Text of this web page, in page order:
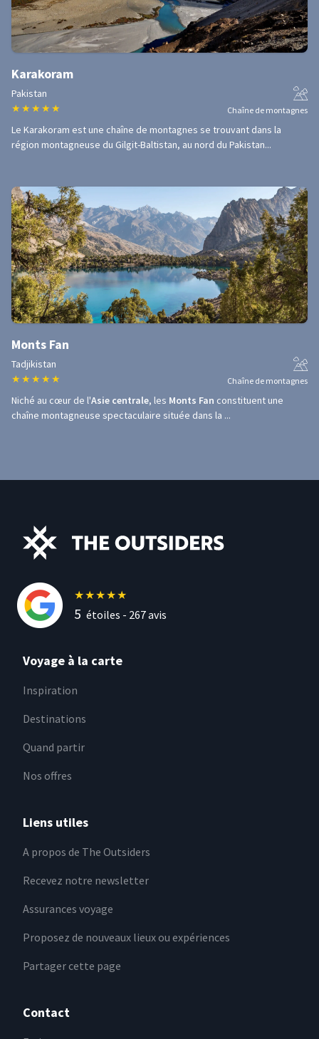
Karakoram
Pakistan
★ ★ ★ ★ ★ Chaîne de montagnes
Le Karakoram est une chaîne de montagnes se trouvant dans la
région montagneuse du Gilgit-Baltistan, au nord du Pakistan...
Monts Fan
Tadjikistan
★ ★ ★ ★ ★ Chaîne de montagnes
Niché au cœur de l'Asie centrale, les Monts Fan constituent une
chaîne montagneuse spectaculaire située dans la ...
★★★★★
5 étoiles - 267avis
Voyage à la carte
Inspiration
Destinations
Quand partir
Nos offres
Liens utiles
A propos de The Outsiders
Recevez notre newsletter
Assurances voyage
Proposez de nouveaux lieux ou expériences
Partager cette page
Contact